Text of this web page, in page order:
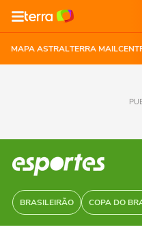
MAPA ASTRALTERRA MAIL
BRASILEIRÃO COPA DO